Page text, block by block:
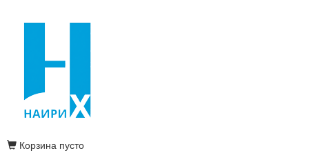
Корзина пусто